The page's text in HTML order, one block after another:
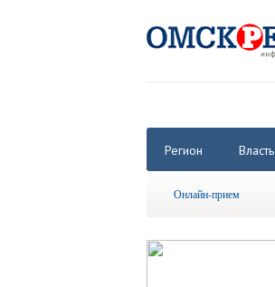
Регион Власть
Онлайн-прием